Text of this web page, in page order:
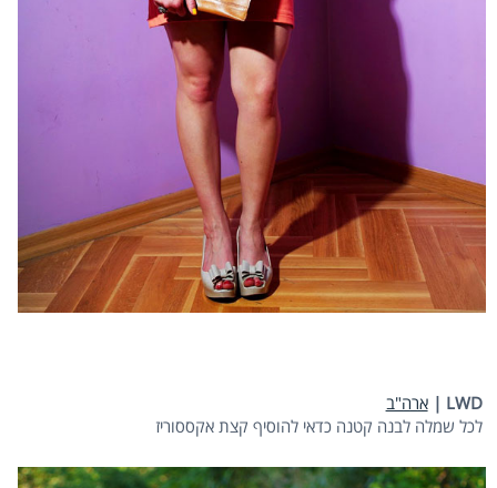
LWD |
ארה"ב
לכל שמלה לבנה קטנה כדאי להוסיף קצת אקססוריז